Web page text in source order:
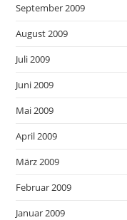
September 2009
August 2009
Juli 2009
Juni 2009
Mai 2009
April 2009
März 2009
Februar 2009
Januar 2009